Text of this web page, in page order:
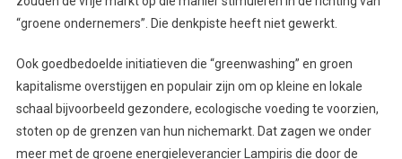
“groene ondernemers”. Die denkpiste heeft niet gewerkt.
Ook goedbedoelde initiatieven die “greenwashing” en groen
kapitalisme overstijgen en populair zijn om op kleine en lokale
schaal bijvoorbeeld gezondere, ecologische voeding te voorzien,
stoten op de grenzen van hun nichemarkt. Dat zagen we onder
meer met de groene energieleverancier Lampiris die door de